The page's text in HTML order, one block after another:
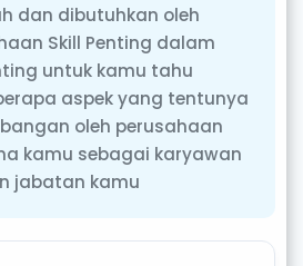
dan dibutuhkan oleh
Skill Penting dalam
untuk kamu tahu
aspek yang tentunya
oleh perusahaan
kamu sebagai karyawan
jabatan kamu